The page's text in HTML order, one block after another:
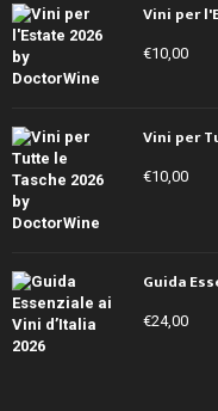
Vini per
€10,00
Vini per
€10,00
Guida
€24,00